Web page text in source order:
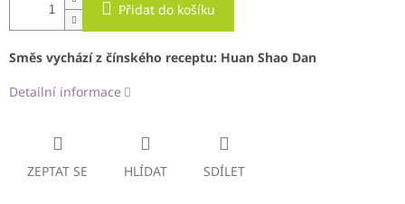
Přidat do košíku
Směs vychází z čínského receptu: Huan Shao Dan
Detailní informace
ZEPTAT SE HLÍDAT SDÍLET